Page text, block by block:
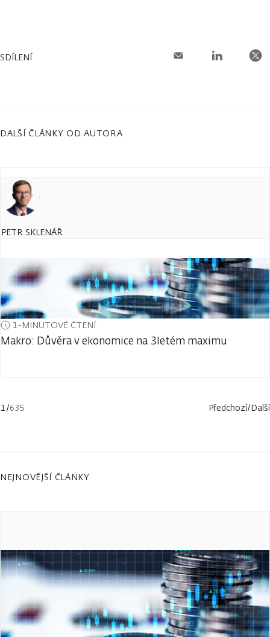
SDÍLENÍ
DALŠÍ ČLÁNKY OD AUTORA
PETR SKLENÁŘ
1-MINUTOVÉ ČTENÍ
Makro: Důvěra v ekonomice na 3letém maximu
1/635 Předchozí/Další
NEJNOVĚJŠÍ ČLÁNKY